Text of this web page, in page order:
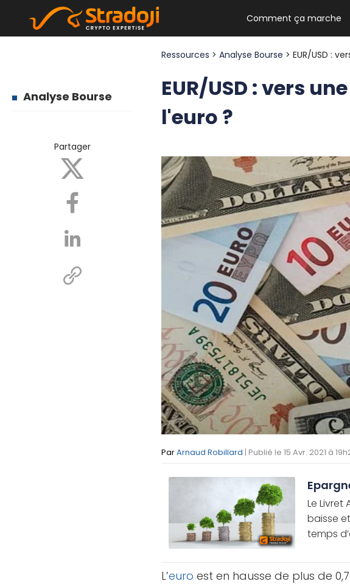
Comment ça marche
Analyse Bourse
Partager
Ressources >Analyse Bourse > EUR/USD :
EUR/USD : vers
l'euro ?
ParArnaud Robillard | Publié le 15 Avr. 2021 à
Le
baisse
temps
L’euro est en hausse de plus de